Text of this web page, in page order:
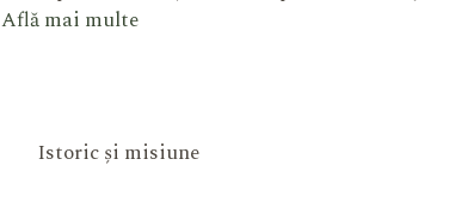
Află mai multe
Istoric și misiune